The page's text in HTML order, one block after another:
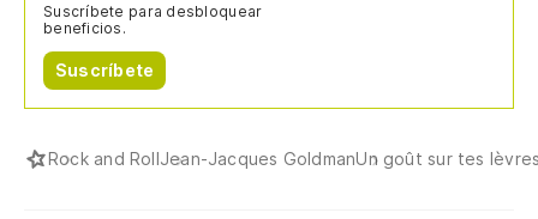
Suscríbete para desbloquear
beneficios.
Suscríbete
Rock and RollJean-Jacques GoldmanUn goût sur tes